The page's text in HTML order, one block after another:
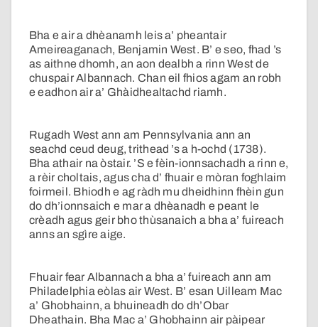
Bha e air a dhèanamh leis a’ pheantair
Ameireaganach, Benjamin West. B’ e seo, fhad ’s
as aithne dhomh, an aon dealbh a rinn West de
chuspair Albannach. Chan eil fhios agam an robh
e eadhon air a’ Ghàidhealtachd riamh.
Rugadh West ann am Pennsylvania ann an
seachd ceud deug, trithead ’s a h-ochd (1738).
Bha athair na òstair. ’S e fèin-ionnsachadh a rinn e,
a rèir choltais, agus cha d’ fhuair e mòran foghlaim
foirmeil. Bhiodh e ag ràdh mu dheidhinn fhèin gun
do dh’ionnsaich e mar a dhèanadh e peant le
crèadh agus geir bho thùsanaich a bha a’ fuireach
anns an sgìre aige.
Fhuair fear Albannach a bha a’ fuireach ann am
Philadelphia eòlas air West. B’ esan Uilleam Mac
a’ Ghobhainn, a bhuineadh do dh’Obar
Dheathain. Bha Mac a’ Ghobhainn air pàipear